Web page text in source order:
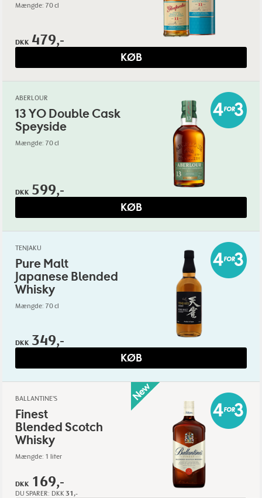
Mængde: 70 cl
DKK 479,-
KØB
ABERLOUR
13 YO Double Cask
Speyside
Mængde: 70 cl
DKK 599,-
KØB
TENJAKU
Pure Malt
Japanese Blended
Whisky
Mængde: 70 cl
DKK 349,-
KØB
BALLANTINE'S
Finest
Blended Scotch
Whisky
Mængde: 1 liter
DKK 169,-
DU SPARER: DKK 31,-